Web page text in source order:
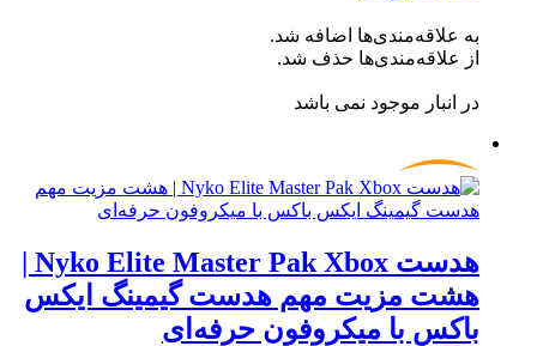
به علاقه‌مندی‌ها اضافه شد.
از علاقه‌مندی‌ها حذف شد.
در انبار موجود نمی باشد
هدست Nyko Elite Master Pak Xbox |
هشت مزیت مهم هدست گیمینگ ایکس
باکس با میکروفون حرفه‌ای